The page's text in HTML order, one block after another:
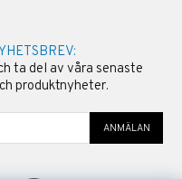
ta del av våra senaste
produktnyheter.
ANMÄLAN